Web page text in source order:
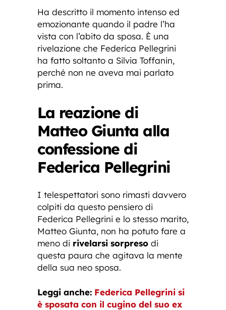
Ha descritto il momento intenso ed
emozionante quando il padre l’ha
vista con l’abito da sposa. È una
rivelazione che Federica Pellegrini
ha fatto soltanto a Silvia Toffanin,
perché non ne aveva mai parlato
prima.
La reazione di
Matteo Giunta alla
confessione di
Federica Pellegrini
I telespettatori sono rimasti davvero
colpiti da questo pensiero di
Federica Pellegrini e lo stesso marito,
Matteo Giunta, non ha potuto fare a
meno di rivelarsi sorpreso di
questa paura che agitava la mente
della sua neo sposa.
Leggi anche: Federica Pellegrini si
è sposata con il cugino del suo ex